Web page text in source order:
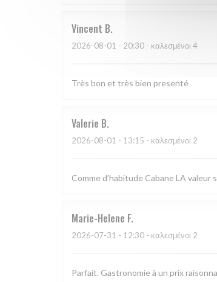
Vincent B
2026-08-01 - 20:30 - καλεσμένοι 4
Très bon et très bien presenté
Valerie B
2026-08-01 - 13:15 - καλεσμένοι 2
Comme d’habitude Cabane LA
Marie-Helene F
2026-07-31 - 12:30 - καλεσμένοι 2
Parfait. Gastronomie à un prix